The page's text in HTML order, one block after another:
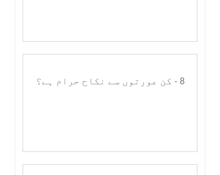
8 - کن عورتوں سے نکاح حرام ہے؟